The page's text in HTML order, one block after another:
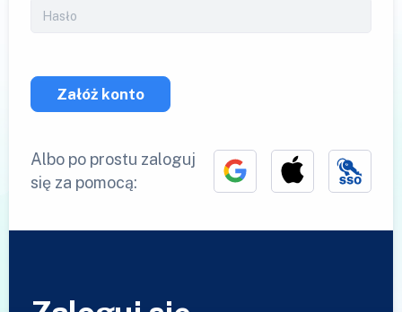
Załóż konto
Albo po prostu zaloguj
się za pomocą: